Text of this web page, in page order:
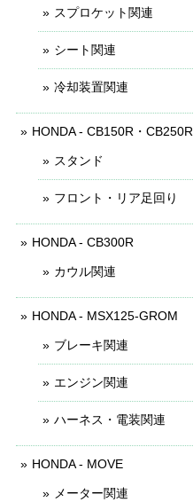
スプロケット関連
シート関連
冷却装置関連
HONDA - CB150R・CB250R
スタンド
フロント・リア足回り
HONDA - CB300R
カウル関連
HONDA - MSX125-GROM
ブレーキ関連
エンジン関連
ハーネス・電装関連
HONDA - MOVE
メーター関連